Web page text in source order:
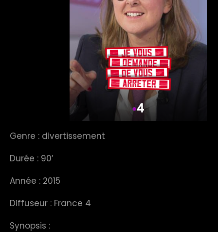
Genre : divertissement
Durée : 90’
Année : 2015
Diffuseur : France 4
Synopsis :